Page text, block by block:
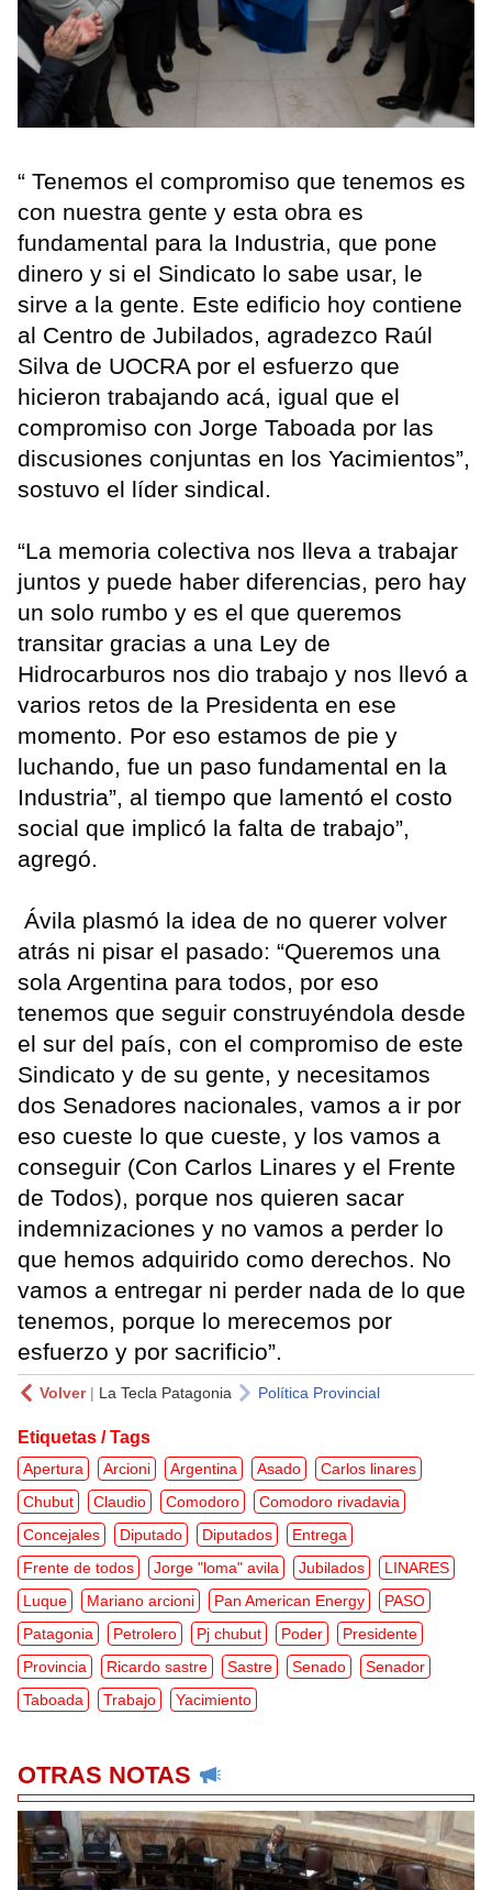
“ Tenemos el compromiso que tenemos es
con nuestra gente y esta obra es
fundamental para la Industria, que pone
dinero y si el Sindicato lo sabe usar, le
sirve a la gente. Este edificio hoy contiene
al Centro de Jubilados, agradezco Raúl
Silva de UOCRA por el esfuerzo que
hicieron trabajando acá, igual que el
compromiso con Jorge Taboada por las
discusiones conjuntas en los Yacimientos”,
sostuvo el líder sindical.
“La memoria colectiva nos lleva a trabajar
juntos y puede haber diferencias, pero hay
un solo rumbo y es el que queremos
transitar gracias a una Ley de
Hidrocarburos nos dio trabajo y nos llevó a
varios retos de la Presidenta en ese
momento. Por eso estamos de pie y
luchando, fue un paso fundamental en la
Industria”, al tiempo que lamentó el costo
social que implicó la falta de trabajo”,
agregó.
Ávila plasmó la idea de no querer volver
atrás ni pisar el pasado: “Queremos una
sola Argentina para todos, por eso
tenemos que seguir construyéndola desde
el sur del país, con el compromiso de este
Sindicato y de su gente, y necesitamos
dos Senadores nacionales, vamos a ir por
eso cueste lo que cueste, y los vamos a
conseguir (Con Carlos Linares y el Frente
de Todos), porque nos quieren sacar
indemnizaciones y no vamos a perder lo
que hemos adquirido como derechos. No
vamos a entregar ni perder nada de lo que
tenemos, porque lo merecemos por
esfuerzo y por sacrificio”.
Volver| La Tecla Patagonia Política Provincial
Etiquetas / Tags
Apertura Arcioni Argentina Asado
Carlos linares
Chubut
Claudio Comodoro
Comodoro rivadavia
Concejales
Diputado Diputados
Entrega
Frente de todos
Jorge "loma" avila Jubilados
LINARES
Luque
Mariano arcioni Pan American Energy
PASO
Patagonia
Petrolero Pj chubut Poder
Presidente
Provincia
Ricardo sastre Sastre Senado
Senador
Taboada
Trabajo Yacimiento
OTRAS NOTAS